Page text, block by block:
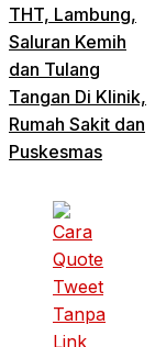
THT, Lambung,
Saluran Kemih
dan Tulang
Tangan Di Klinik,
Rumah Sakit dan
Puskesmas